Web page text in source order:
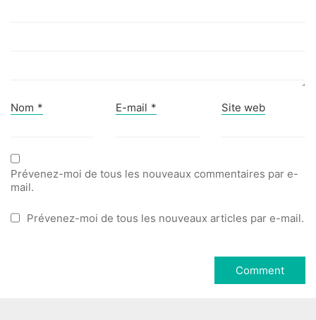
Nom * E-mail * Site web
Prévenez-moi de tous les nouveaux commentaires par e-
mail.
Prévenez-moi de tous les nouveaux articles par e-mail.